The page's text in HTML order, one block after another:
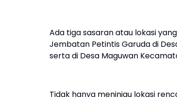
Ada tiga sasaran atau lokasi
Jembatan Petintis Garuda di
serta di Desa Maguwan
Tidak hanya meninjau lokasi